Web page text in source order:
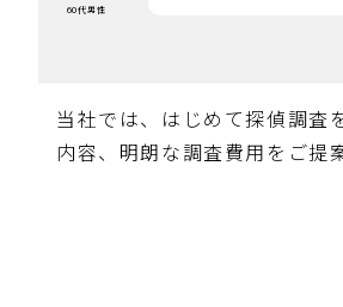
60代男性
当社では、はじめて探偵調査
内容、明朗な調査費用をご提